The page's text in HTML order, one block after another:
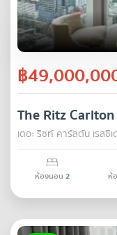
฿
The Ritz
เดอะ ริซท์ คาร์ลตัน เรสซิ
ห้องนอน 2 ห้